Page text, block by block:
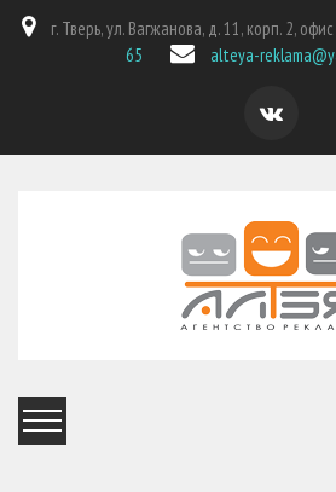
г. Тверь, ул. Вагжанова, д. 11, корп. 2,
65
alteya-